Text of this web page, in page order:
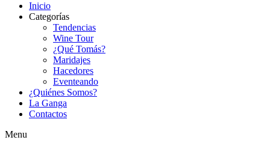
Inicio
Categorías
Tendencias
Wine Tour
¿Qué Tomás?
Maridajes
Hacedores
Eventeando
¿Quiénes Somos?
La Ganga
Contactos
Menu